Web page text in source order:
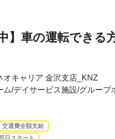
】車の運転でき
オキャリア 金沢支店_KNZ
ム/デイサービス施設/グルー
交通費全額支給